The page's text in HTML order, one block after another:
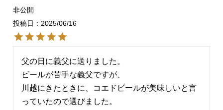
非公開
投稿日
2025/06/16
父の日に義父に送りました。
ビールが苦手な義父ですが、
川越にきたときに、コエドビールが美味しいと言
っていたので選びました。